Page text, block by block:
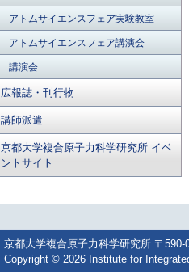
アトムサイエンスフェア実験教室
アトムサイエンスフェア講演会
講演会
広報誌・刊行物
講師派遣
京都大学複合原子力科学研究所 イベ
ントサイト
京都大学複合原子力科学研究所 〒
Copyright © 2026 Institute for